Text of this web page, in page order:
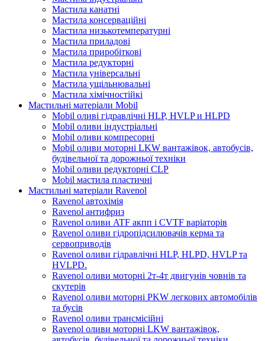
Мастила канатні
Мастила консерваційні
Мастила низькотемпературні
Мастила приладові
Мастила приробіткові
Мастила редукторні
Мастила універсальні
Мастила ущільнювальні
Мастила хімічностійкі
Мастильні матеріали Mobil
Mobil оливі гідравлічні HLP, HVLP и HLPD
Mobil оливи індустріальні
Mobil оливи компресорні
Mobil оливи моторні LKW вантажівок, автобусів,
будівельної та дорожньої техніки
Mobil оливи редукторні CLP
Mobil мастила пластичні
Мастильні матеріали Ravenol
Ravenol автохімія
Ravenol антифриз
Ravenol оливи ATF акпп і CVTF варіаторів
Ravenol оливи гідропідсилювачів керма та
сервоприводів
Ravenol оливи гідравлічні HLP, HLPD, HVLP та
HVLPD.
Ravenol оливи моторні 2т-4т двигунів човнів та
скутерів
Ravenol оливи моторні PKW легкових автомобілів
та бусів
Ravenol оливи трансмісійні
Ravenol оливи моторні LKW вантажівок,